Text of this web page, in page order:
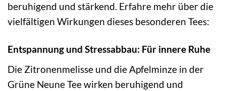
beruhigend und stärkend. Erfahre mehr über die
vielfältigen Wirkungen dieses besonderen Tees:
Entspannung und Stressabbau: Für innere Ruhe
Die Zitronenmelisse und die Apfelminze in der
Grüne Neune Tee wirken beruhigend und